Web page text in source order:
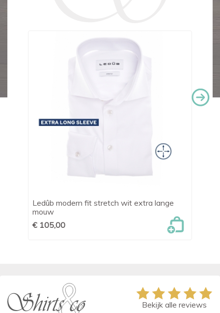
Ledûb modern fit stretch wit extra lange
mouw
€ 105,00
Bekijk alle reviews